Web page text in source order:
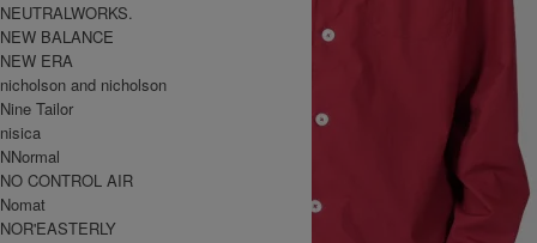
NEUTRALWORKS.
NEW BALANCE
NEW ERA
nicholson and nicholson
Nine Tailor
nisica
NNormal
NO CONTROL AIR
Nomat
NOR'EASTERLY